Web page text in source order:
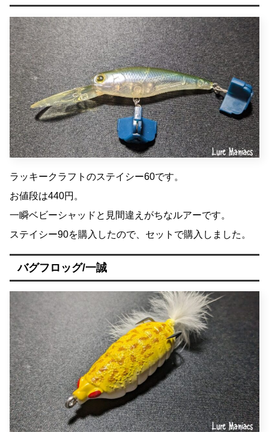
ラッキークラフトのステイシー60です。
お値段は440円。
一瞬ベビーシャッドと見間違えがちなルアーです。
ステイシー90を購入したので、セットで購入しました。
バグフロッグ/一誠